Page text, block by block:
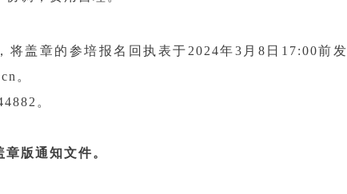
将盖章的参培报名回执表于2024年3月8日17:00前发
。
。
版通知文件。